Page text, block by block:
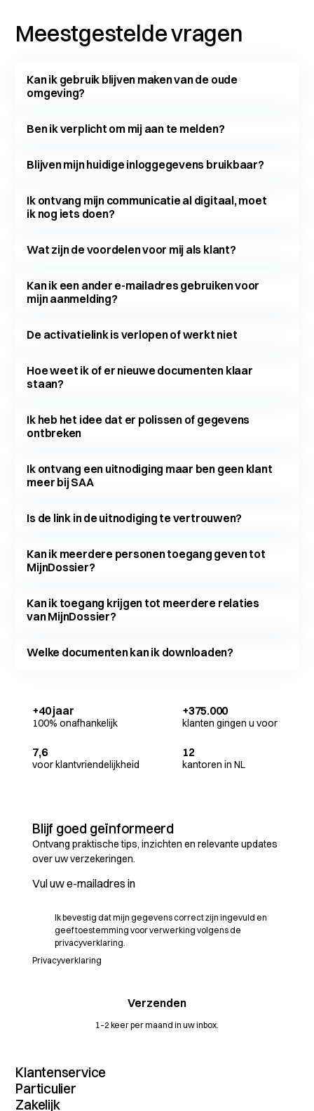
Meestgestelde vragen
Kan ik gebruik blijven maken van de oude
omgeving?
Ben ik verplicht om mij aan te melden?
Blijven mijn huidige inloggegevens bruikbaar?
Ik ontvang mijn communicatie al digitaal, moet
ik nog iets doen?
Wat zijn de voordelen voor mij als klant?
Kan ik een ander e-mailadres gebruiken voor
mijn aanmelding?
De activatielink is verlopen of werkt niet
Hoe weet ik of er nieuwe documenten klaar
staan?
Ik heb het idee dat er polissen of gegevens
ontbreken
Ik ontvang een uitnodiging maar ben geen klant
meer bij SAA
Is de link in de uitnodiging te vertrouwen?
Kan ik meerdere personen toegang geven tot
MijnDossier?
Kan ik toegang krijgen tot meerdere relaties
van MijnDossier?
Welke documenten kan ik downloaden?
+40 jaar
100% onafhankelijk
+375.000
klanten gingen u voor
7,6
voor klantvriendelijkheid
12
kantoren in NL
Klantenservice
Contact
MijnDossier
Particulier
Verzekeringenoverzicht
Zakelijk
Blijf goed geïnformeerd
Ontvang praktische tips, inzichten en relevante updates
over uw verzekeringen.
Ik bevestig dat mijn gegevens correct zijn ingevuld en
geef toestemming voor verwerking volgens de
privacyverklaring.
Privacyverklaring
1–2 keer per maand in uw inbox.